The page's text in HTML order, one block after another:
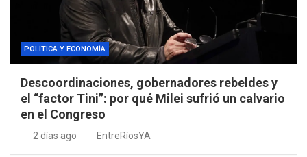
POLÍTICA Y ECONOMÍA
Descoordinaciones, gobernadores rebeldes y
el “factor Tini”: por qué Milei sufrió un calvario
en el Congreso
2 días ago EntreRíosYA